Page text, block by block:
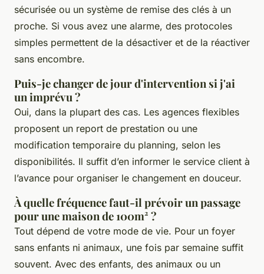
sécurisée ou un système de remise des clés à un
proche. Si vous avez une alarme, des protocoles
simples permettent de la désactiver et de la réactiver
sans encombre.
Puis-je changer de jour d'intervention si j'ai
un imprévu ?
Oui, dans la plupart des cas. Les agences flexibles
proposent un report de prestation ou une
modification temporaire du planning, selon les
disponibilités. Il suffit d’en informer le service client à
l’avance pour organiser le changement en douceur.
À quelle fréquence faut-il prévoir un passage
pour une maison de 100m² ?
Tout dépend de votre mode de vie. Pour un foyer
sans enfants ni animaux, une fois par semaine suffit
souvent. Avec des enfants, des animaux ou un